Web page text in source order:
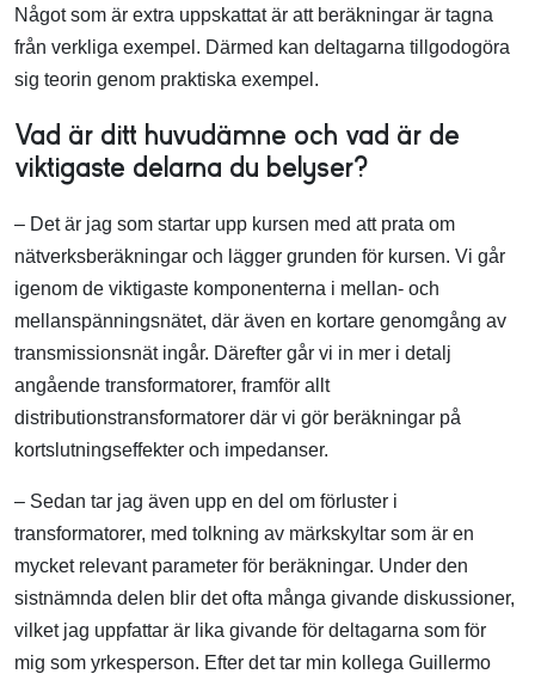
Något som är extra uppskattat är att beräkningar är tagna
från verkliga exempel. Därmed kan deltagarna tillgodogöra
sig teorin genom praktiska exempel.
Vad är ditt huvudämne och vad är de
viktigaste delarna du belyser?
– Det är jag som startar upp kursen med att prata om
nätverksberäkningar och lägger grunden för kursen. Vi går
igenom de viktigaste komponenterna i mellan- och
mellanspänningsnätet, där även en kortare genomgång av
transmissionsnät ingår. Därefter går vi in mer i detalj
angående transformatorer, framför allt
distributionstransformatorer där vi gör beräkningar på
kortslutningseffekter och impedanser.
– Sedan tar jag även upp en del om förluster i
transformatorer, med tolkning av märkskyltar som är en
mycket relevant parameter för beräkningar. Under den
sistnämnda delen blir det ofta många givande diskussioner,
vilket jag uppfattar är lika givande för deltagarna som för
mig som yrkesperson. Efter det tar min kollega Guillermo